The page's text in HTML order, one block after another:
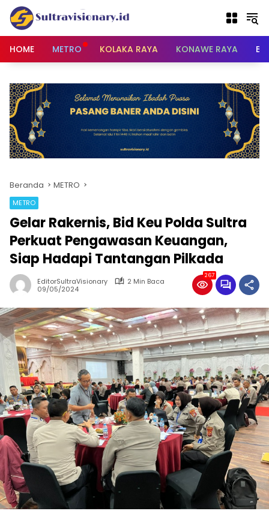
Langsung
konten
HOME
METRO KOLAKA RAYA KONAWE RAYA
Beranda METRO
METRO
Gelar Rakernis, Bid Keu Polda Sultra
Perkuat Pengawasan Keuangan,
Siap Hadapi Tantangan Pilkada
EditorSultraVisionary
2 Min Baca
09/05/2024
267